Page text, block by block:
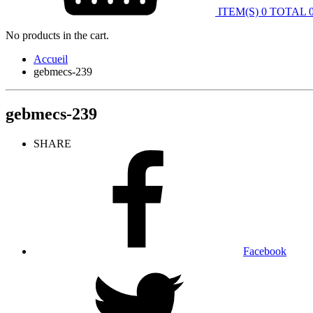
ITEM(S) 0 TOTAL
No products in the cart.
Accueil
gebmecs-239
gebmecs-239
SHARE
Facebook